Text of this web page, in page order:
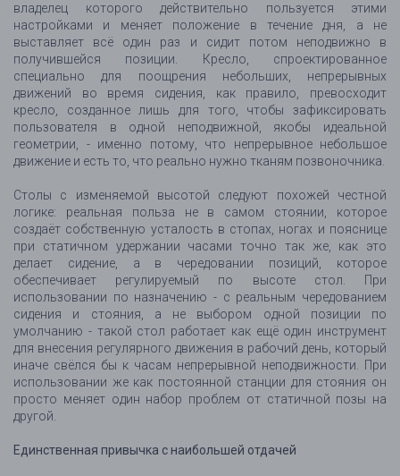
владелец которого действительно пользуется этими
настройками и меняет положение в течение дня, а не
выставляет всё один раз и сидит потом неподвижно в
получившейся позиции. Кресло, спроектированное
специально для поощрения небольших, непрерывных
движений во время сидения, как правило, превосходит
кресло, созданное лишь для того, чтобы зафиксировать
пользователя в одной неподвижной, якобы идеальной
геометрии, - именно потому, что непрерывное небольшое
движение и есть то, что реально нужно тканям позвоночника.
Столы с изменяемой высотой следуют похожей честной
логике: реальная польза не в самом стоянии, которое
создаёт собственную усталость в стопах, ногах и пояснице
при статичном удержании часами точно так же, как это
делает сидение, а в чередовании позиций, которое
обеспечивает регулируемый по высоте стол. При
использовании по назначению - с реальным чередованием
сидения и стояния, а не выбором одной позиции по
умолчанию - такой стол работает как ещё один инструмент
для внесения регулярного движения в рабочий день, который
иначе свёлся бы к часам непрерывной неподвижности. При
использовании же как постоянной станции для стояния он
просто меняет один набор проблем от статичной позы на
другой.
Единственная привычка с наибольшей отдачей